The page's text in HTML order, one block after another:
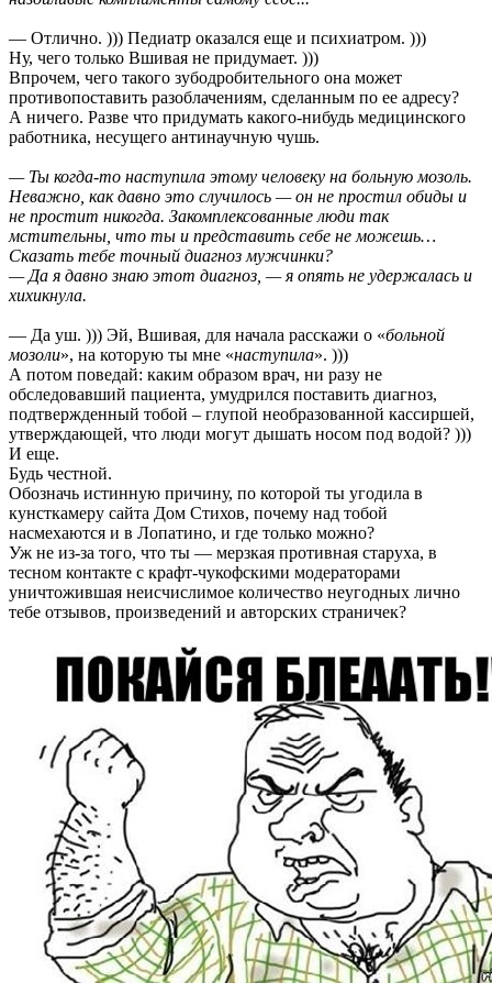
— Отлично. ))) Педиатр оказался еще и психиатром. )))
Ну, чего только Вшивая не придумает. )))
Впрочем, чего такого зубодробительного она может
противопоставить разоблачениям, сделанным по ее адресу?
А ничего. Разве что придумать какого-нибудь медицинского
работника, несущего антинаучную чушь.
— Ты когда-то наступила этому человеку на больную мозоль.
Неважно, как давно это случилось — он не простил обиды и
не простит никогда. Закомплексованные люди так
мстительны, что ты и представить себе не можешь…
Сказать тебе точный диагноз мужчинки?
— Да я давно знаю этот диагноз, — я опять не удержалась и
хихикнула.
— Да уш. ))) Эй, Вшивая, для начала расскажи о «больной
мозоли», на которую ты мне «наступила». )))
А потом поведай: каким образом врач, ни разу не
обследовавший пациента, умудрился поставить диагноз,
подтвержденный тобой – глупой необразованной кассиршей,
утверждающей, что люди могут дышать носом под водой? )))
И еще.
Будь честной.
Обозначь истинную причину, по которой ты угодила в
кунсткамеру сайта Дом Стихов, почему над тобой
насмехаются и в Лопатино, и где только можно?
Уж не из-за того, что ты — мерзкая противная старуха, в
тесном контакте с крафт-чукофскими модераторами
уничтожившая неисчислимое количество неугодных лично
тебе отзывов, произведений и авторских страничек?